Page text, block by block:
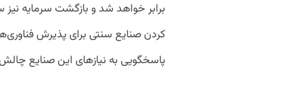
برابر خواهد شد و بازگشت سرمایه نیز
کردن صنایع سنتی برای پذیرش
پاسخگویی به نیازهای این صنایع